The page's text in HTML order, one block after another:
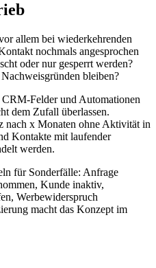
allem bei wiederkehrenden
nochmals angesprochen
oder nur gesperrt werden?
bleiben?
Felder und Automationen
dem Zufall überlassen.
nach x Monaten ohne Aktivität in
Kontakte mit laufender
werden.
für Sonderfälle: Anfrage
Kunde inaktiv,
Werbewiderspruch
macht das Konzept im